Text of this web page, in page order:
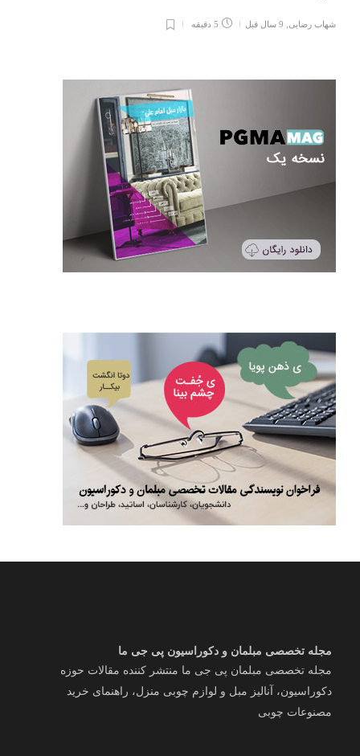
شهاب رضایی 9 سال قبل 5 دقیقه
مجله تخصصی مبلمان و دکوراسیون پی جی ما
مجله تخصصی مبلمان پی جی ما منتشر کننده مقالات حوزه
دکوراسیون، آنالیز مبل و لوازم چوبی منزل، راهنمای خرید
مصنوعات چوبی